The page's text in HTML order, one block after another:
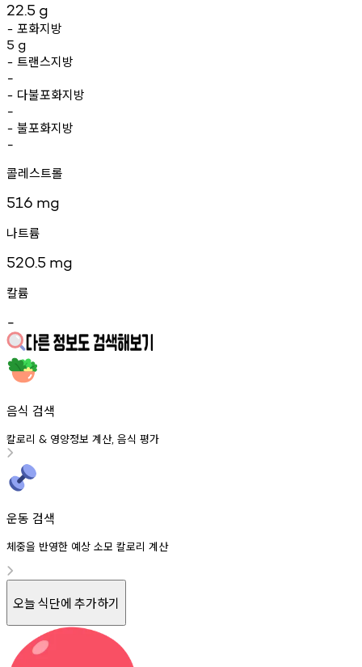
22.5 g
- 포화지방
5 g
- 트랜스지방
-
- 다불포화지방
-
- 불포화지방
-
콜레스트롤
516 mg
나트륨
520.5 mg
칼륨
-
음식 검색
칼로리 & 영양정보 계산, 음식 평가
운동 검색
체중을 반영한 예상 소모 칼로리 계산
오늘 식단에 추가하기